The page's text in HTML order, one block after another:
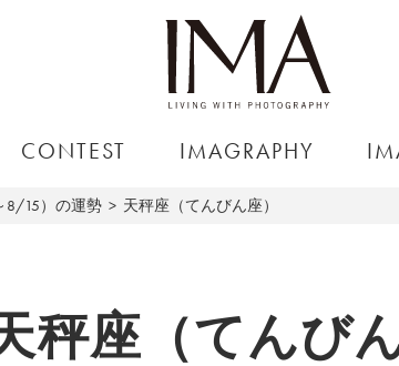
CONTEST IMAGRAPHY
15）の運勢 天秤座（てんびん座）
秤座（てんびん